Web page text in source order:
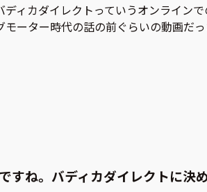
ィカダイレクトっていうオンラインで
ーター時代の話の前ぐらいの動画だっ
すね。バディカダイレクトに決